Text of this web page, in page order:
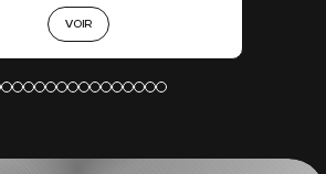
VOIR